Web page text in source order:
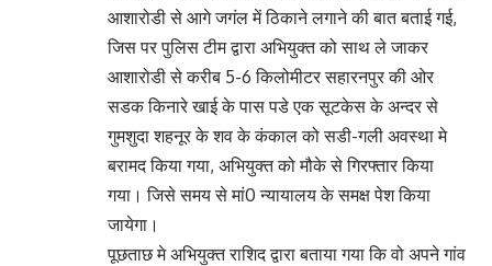
आशारोडी से आगे जगंल में ठिकाने लगाने की बात बताई गई,
जिस पर पुलिस टीम द्वारा अभियुक्त को साथ ले जाकर
आशारोडी से करीब 5-6 किलोमीटर सहारनपुर की ओर
सडक किनारे खाई के पास पडे एक सूटकेस के अन्दर से
गुमशुदा शहनूर के शव के कंकाल को सडी-गली अवस्था मे
बरामद किया गया, अभियुक्त को मौके से गिरफ्तार किया
गया। जिसे समय से मां0 न्यायालय के समक्ष पेश किया
जायेगा।
पूछताछ मे अभियुक्त राशिद द्वारा बताया गया कि वो अपने गांव